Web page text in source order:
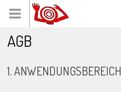
AGB
1. ANWENDUNGSBEREICH